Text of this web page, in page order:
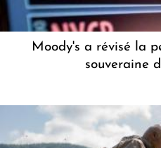
Moody's a révisé la
souveraine